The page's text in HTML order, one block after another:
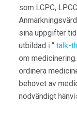
som LCPC,
sina uppgifter
utbildad i " talk-
om
ordinera
behovet av
nödvändigt